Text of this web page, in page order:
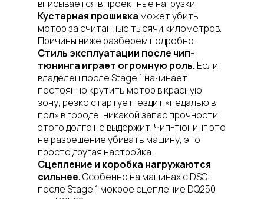
вписывается в проектные нагрузки.
Кустарная прошивка может убить
мотор за считанные тысячи километров.
Причины ниже разберем подробно.
Стиль эксплуатации после чип-
тюнинга играет огромную роль. Если
владелец после Stage 1 начинает
постоянно крутить мотор в красную
зону, резко стартует, ездит «педалью в
пол» в городе, никакой запас прочности
этого долго не выдержит. Чип-тюнинг это
не разрешение убивать машину, это
просто другая настройка.
Сцепление и коробка нагружаются
сильнее.Особенно на машинах с DSG:
после Stage 1 мокрое сцепление DQ250